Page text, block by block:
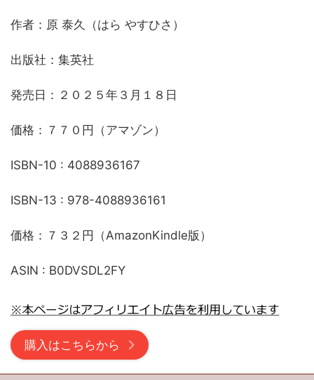
作者：原 泰久（はら やすひさ）
出版社：集英社
発売日：２０２５年３月１８日
価格：７７０円（アマゾン）
ISBN-10 ‏: ‎4088936167
ISBN-13 ‏: ‎978-4088936161
価格：７３２円（AmazonKindle版）
ASIN ‏: ‎B0DVSDL2FY
購入はこちらから